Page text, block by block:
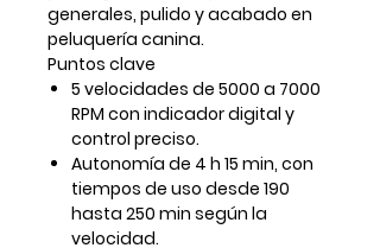
generales, pulido y acabado en
peluquería canina.
Puntos clave
5 velocidades de 5000 a 7000
RPM con indicador digital y
control preciso.
Autonomía de 4 h 15 min, con
tiempos de uso desde 190
hasta 250 min según la
velocidad.